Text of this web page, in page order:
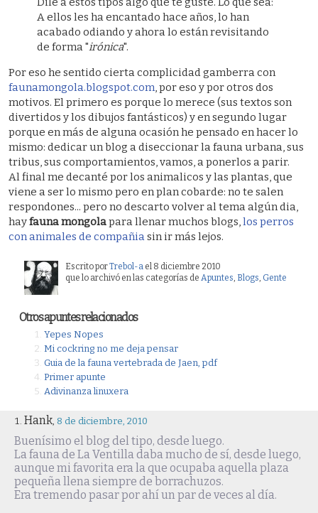
A ellos les ha encantado hace años, lo han
acabado odiando y ahora lo están revisitando
de forma "irónica".
Por eso he sentido cierta complicidad gamberra con
faunamongola.blogspot.com, por eso y por otros dos
motivos. El primero es porque lo merece (sus textos son
divertidos y los dibujos fantásticos) y en segundo lugar
porque en más de alguna ocasión he pensado en hacer lo
mismo: dedicar un blog a diseccionar la fauna urbana, sus
tribus, sus comportamientos, vamos, a ponerlos a parir.
Al final me decanté por los animalicos y las plantas, que
viene a ser lo mismo pero en plan cobarde: no te salen
respondones... pero no descarto volver al tema algún dia,
hayfauna mongolapara llenar muchos blogs,los perros
con animales de compañiasin ir más lejos.
Escrito porTrebol-a el 8 diciembre 2010
que lo archivó en las categorías de Apuntes Blogs Gente
Otros apuntes relacionados
Yepes Nopes
Mi cockring no me deja pensar
Guia de la fauna vertebrada de Jaen, pdf
Primer apunte
Adivinanza linuxera
Hank 8 de diciembre, 2010
Buenísimo el blog del tipo, desde luego.
La fauna de La Ventilla daba mucho de sí, desde luego,
aunque mi favorita era la que ocupaba aquella plaza
pequeña llena siempre de borrachuzos.
Era tremendo pasar por ahí un par de veces al día.